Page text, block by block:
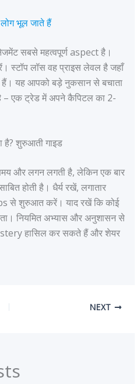
भूल जाते हैं
सबसे महत्वपूर्ण aspect है।
स्टॉप लॉस वह प्राइस लेवल है जहाँ
यह आपको बड़े नुकसान से बचाता
– एक ट्रेड में अपने कैपिटल का 2-
है? शुरुआती गाइड
और लगन लगती है, लेकिन एक बार
होती है। धैर्य रखें, लगातार
से शुरुआत करें। याद रखें कि कोई
नियमित अभ्यास और अनुशासन से
हासिल कर सकते हैं और शेयर
NEXT